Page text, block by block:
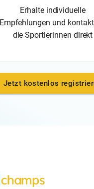
Erhalte individuelle
Empfehlungen und
die Sportlerinnen direkt
Jetzt kostenlos